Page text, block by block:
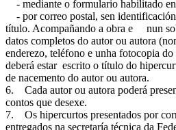
- mediante o formulario habilitado
- por correo postal, sen
título. Acompañando a obra e nun
datos completos do autor ou autora
enderezo, teléfono e unha fotocopia
deberá estar escrito o título do
de nacemento do autor ou autora.
6. Cada autor ou autora poderá
contos que desexe.
7. Os hipercurtos presentados por
entregados na secretaría técnica da